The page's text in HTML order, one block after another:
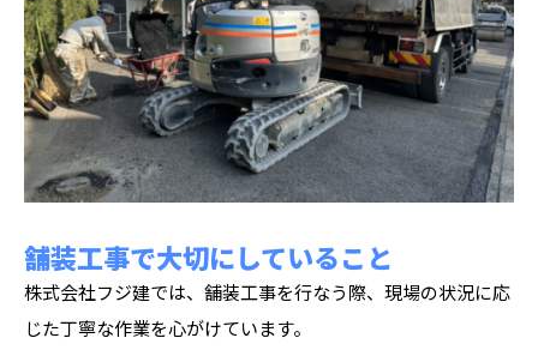
舗装工事で大切にしていること
株式会社フジ建では、舗装工事を行なう際、現場の状況に応
じた丁寧な作業を心がけています。